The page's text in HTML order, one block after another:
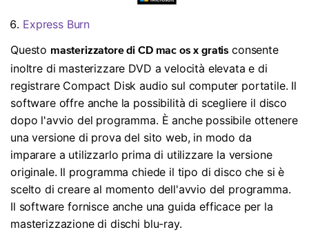
Express Burn
Questo masterizzatore di CD mac os x gratis consente
inoltre di masterizzare DVD a velocità elevata e di
registrare Compact Disk audio sul computer portatile. Il
software offre anche la possibilità di scegliere il disco
dopo l'avvio del programma. È anche possibile ottenere
una versione di prova del sito web, in modo da
imparare a utilizzarlo prima di utilizzare la versione
originale. Il programma chiede il tipo di disco che si è
scelto di creare al momento dell'avvio del programma.
Il software fornisce anche una guida efficace per la
masterizzazione di dischi blu-ray.